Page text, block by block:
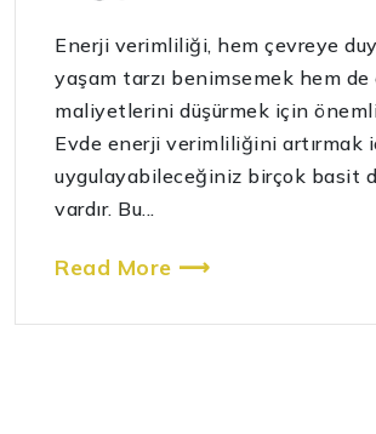
Enerji verimliliği, hem çevreye
yaşam tarzı benimsemek hem de
maliyetlerini düşürmek için önemli
Evde enerji verimliliğini artırmak
uygulayabileceğiniz birçok basit
vardır. Bu...
Read More ⟶